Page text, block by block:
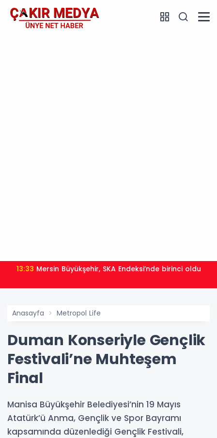
13:33 Mersin Büyükşehir, SKA Endeksi’nde birinci oldu
Anasayfa Metropol Life
Duman Konseriyle Gençlik
Festivali’ne Muhteşem
Final
Manisa Büyükşehir Belediyesi’nin 19 Mayıs
Atatürk’ü Anma, Gençlik ve Spor Bayramı
kapsamında düzenlediği Gençlik Festivali,